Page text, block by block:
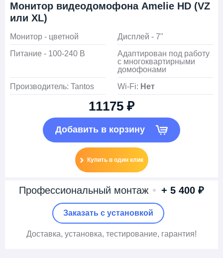
Монитор видеодомофона Amelie HD (VZ
или XL)
Монитор - цветной
Дисплей - 7"
Питание - 100-240 В
Адаптирован под работу
с многоквартирными
домофонами
Производитель: Tantos
Wi-Fi: Нет
11175 ₽
Добавить в корзину
Купить в один клик
Профессиональный монтаж + 5 400 ₽
Заказать c установкой
Доставка, установка, тестирование, гарантия!